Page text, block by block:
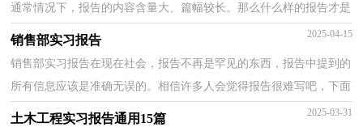
通常情况下，报告的内容含量大、篇幅较长。那么什么样的报告才是
有效的呢？下面是小编帮大家整理的汽车类实习报告，欢...
销售部实习报告 2025-04-15
销售部实习报告在现在社会，报告不再是罕见的东西，报告中提到的
所有信息应该是准确无误的。相信许多人会觉得报告很难写吧，下面
是小编收集整理的销售部实习报告，欢迎阅读，希望大家...
土木工程实习报告通用15篇 2025-03-31